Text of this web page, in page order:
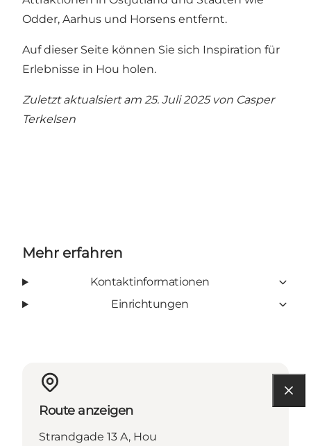
Odder, Aarhus und Horsens entfernt.
Auf dieser Seite können Sie sich Inspiration für
Erlebnisse in Hou holen.
Zuletzt aktualsiert am 25. Juli 2025 von Casper
Terkelsen
Mehr erfahren
Kontaktinformationen
Einrichtungen
Route anzeigen
Strandgade 13 A, Hou